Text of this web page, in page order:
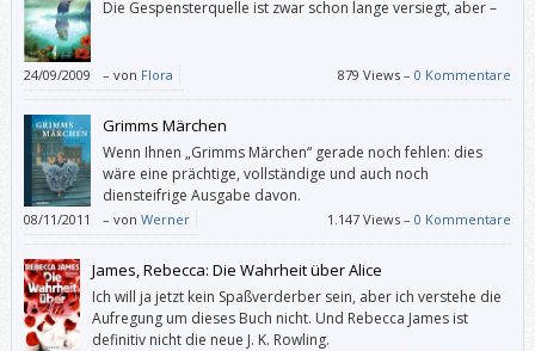
Die Gespensterquelle ist zwar schon lange versiegt, aber –
24/09/2009 – von Flora 879 Views –0 Kommentare
Grimms Märchen
Wenn Ihnen „Grimms Märchen“ gerade noch fehlen: dies
wäre eine prächtige, vollständige und auch noch
diensteifrige Ausgabe davon.
08/11/2011 – von Werner 1.147 Views –0 Kommentare
James, Rebecca: Die Wahrheit über Alice
Ich will ja jetzt kein Spaßverderber sein, aber ich verstehe die
Aufregung um dieses Buch nicht. Und Rebecca James ist
definitiv nicht die neue J. K. Rowling.